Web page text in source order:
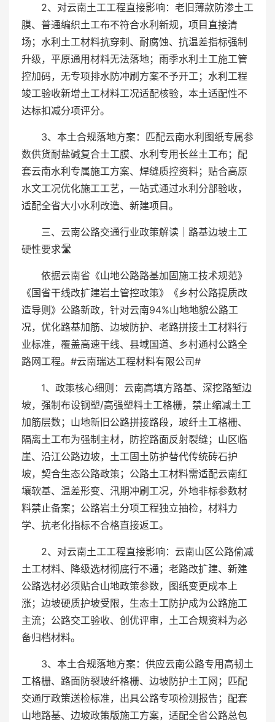
2、对云南土工工程直接影响：老旧薄款防渗土工
膜、普通编织土工布不符合水利新规，项目直接清
场；水利土工材料抗穿刺、耐腐蚀、抗温差指标强制
升级，平原通用材料无法落地；雨季水利土工施工管
控加码，无专项排水防冲刷方案不予开工；水利工程
竣工验收新增土工材料工况适配核验，本土适配性不
达标扣减分项评分。
3、本土合规落地方案：匹配云南水利图纸专属参
数供货耐盐碱复合土工膜、水利专用长丝土工布；配
套云南水利专属施工方案、焊缝质控资料；贴合高原
水文工况优化施工工艺，一站式通过水利分部验收，
适配全省大小水利改造、新建项目。
三、云南公路交通行业政策解读｜路基边坡土工
硬性要求🛣️
依据云南省《山地公路路基加固施工技术规范》
《国省干线改扩建岩土管控政策》《乡村公路提质改
造导则》公路新政，针对云南94%山地地貌公路工
况，优化路基加筋、边坡防护、老路拼接土工材料行
业标准，覆盖高速干线、县域国道、乡村通村公路全
路网工程。#云南瑞达工程材料有限公司#
1、政策核心细则：云南高填方路基、深挖路堑边
坡，强制布设钢塑/高强塑料土工格栅，禁止缩减土工
加筋层数；山地新旧公路拼接路段，玻纤土工格栅、
隔离土工布为强制主材，防控路面反射裂缝；山区临
崖、沿江公路边坡，土工固土防护替代传统砖石护
坡，契合生态公路政策；公路土工材料需适配云南红
壤软基、温差形变、汛期冲刷工况，外地非标参数材
料禁止备案；公路岩土分项工程独立抽检，材料力
学、抗老化指标不合格直接返工。
2、对云南土工工程直接影响：云南山区公路偷减
土工材料、降级选材彻底行不通；老路改扩建、新建
公路选材必须贴合山地政策参数，图纸变更成本上
涨；边坡硬质护坡受限，生态土工防护成为公路施工
主流；公路交工验收、创优评审，土工合规资料为必
备归档材料。
3、本土合规落地方案：供应云南公路专用高韧土
工格栅、路面防裂玻纤格栅、边坡防护土工网；匹配
交通厅政策送检标准，出具公路专项检测报告；配套
山地路基、边坡政策版施工方案，适配全省公路总包